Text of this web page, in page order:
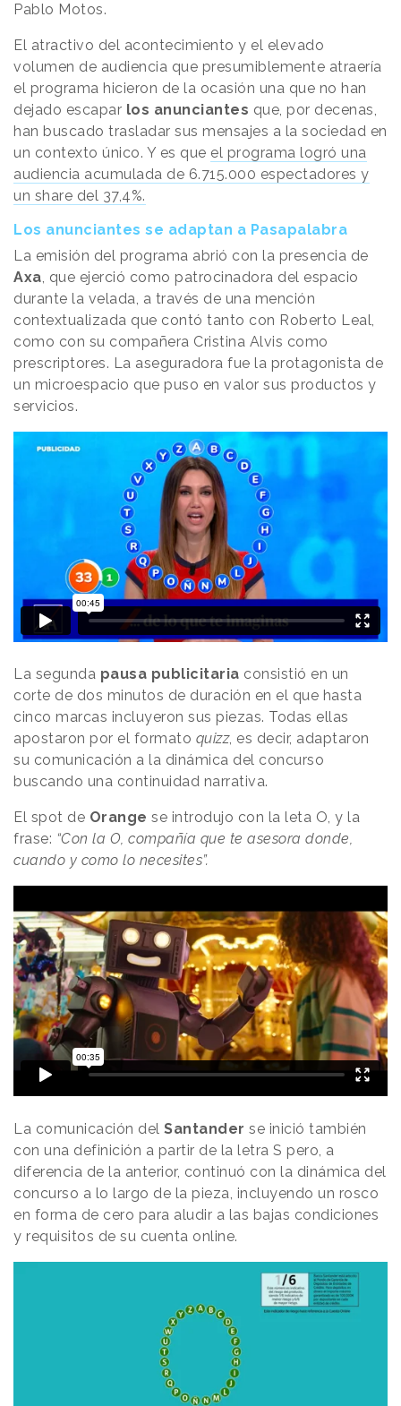
Pablo Motos.
El atractivo del acontecimiento y el elevado
volumen de audiencia que presumiblemente atraería
el programa hicieron de la ocasión una que no han
dejado escapar los anunciantes que, por decenas,
han buscado trasladar sus mensajes a la sociedad en
un contexto único. Y es que el programa logró una
audiencia acumulada de 6.715.000 espectadores y
un share del 37,4%.
Los anunciantes se adaptan a Pasapalabra
La emisión del programa abrió con la presencia de
Axa, que ejerció como patrocinadora del espacio
durante la velada, a través de una mención
contextualizada que contó tanto con Roberto Leal,
como con su compañera Cristina Alvis como
prescriptores. La aseguradora fue la protagonista de
un microespacio que puso en valor sus productos y
servicios.
La segunda pausa publicitaria consistió en un
corte de dos minutos de duración en el que hasta
cinco marcas incluyeron sus piezas. Todas ellas
apostaron por el formato quizz, es decir, adaptaron
su comunicación a la dinámica del concurso
buscando una continuidad narrativa.
El spot de Orange se introdujo con la leta O, y la
frase: “Con la O, compañía que te asesora donde,
cuando y como lo necesites”.
La comunicación del Santander se inició también
con una definición a partir de la letra S pero, a
diferencia de la anterior, continuó con la dinámica del
concurso a lo largo de la pieza, incluyendo un rosco
en forma de cero para aludir a las bajas condiciones
y requisitos de su cuenta online.